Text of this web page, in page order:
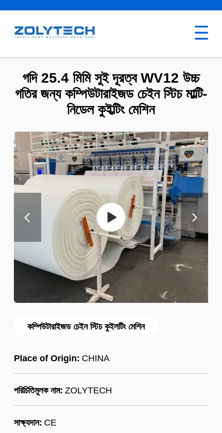
কম্পিউটারাইজড চেইন স্টিচ কুইলটিং মেশিন
Place of Origin: CHINA
পরিচিতিমুলক নাম: ZOLYTECH
সাক্ষ্যদান: CE
গদি 25.4 মিমি সুই দূরত্ব WV12 উচ্চ
গতির জন্য কম্পিউটারাইজড চেইন স্টিচ মাল্টি-
নিডেল কুইল্টিং মেশিন